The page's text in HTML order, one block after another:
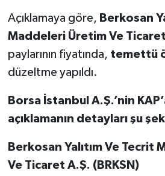
Açıklamaya göre, Berkosan
Maddeleri Üretim Ve Ticaret
paylarının fiyatında, temettü
düzeltme yapıldı.
Borsa İstanbul A.Ş.’nin
açıklamanın detayları şu
Berkosan Yalıtım Ve Tecrit
Ve Ticaret A.Ş. (BRKSN)